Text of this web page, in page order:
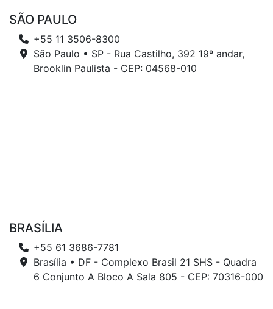
SÃO PAULO
+55 11 3506-8300
São Paulo • SP - Rua Castilho, 392 19º andar,
Brooklin Paulista - CEP: 04568-010
BRASÍLIA
+55 61 3686-7781
Brasília • DF - Complexo Brasil 21 SHS - Quadra
6 Conjunto A Bloco A Sala 805 - CEP: 70316-000